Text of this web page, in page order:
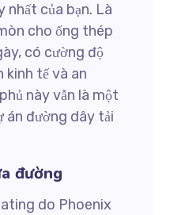
nhất của bạn. Là
cho ống thép
có cường độ
kinh tế và an
này vẫn là một
án đường dây tải
đường
do Phoenix